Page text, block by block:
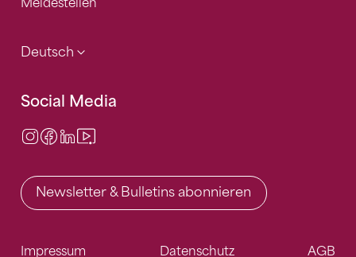
Meldestellen
Deutsch
Social Media
Instagram
Facebook
LinkedIn
Newsletter & Bulletins abonnieren
Impressum Datenschutz AGB